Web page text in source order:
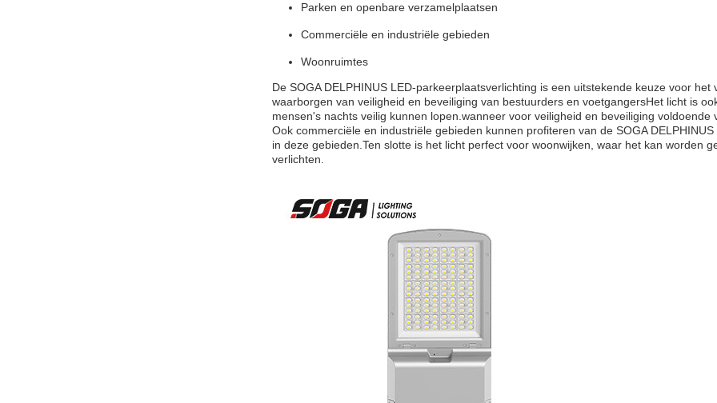
Parken en openbare verzamelplaatsen
Commerciële en industriële gebieden
Woonruimtes
De SOGA DELPHINUS LED-parkeerplaatsverlichting is een uitstekende keuze voor
waarborgen van veiligheid en beveiliging van bestuurders en voetgangersHet licht is
mensen's nachts veilig kunnen lopen.wanneer voor veiligheid en beveiliging voldoende
Ook commerciële en industriële gebieden kunnen profiteren van de SOGA
in deze gebieden.Ten slotte is het licht perfect voor woonwijken, waar het kan worden
verlichten.